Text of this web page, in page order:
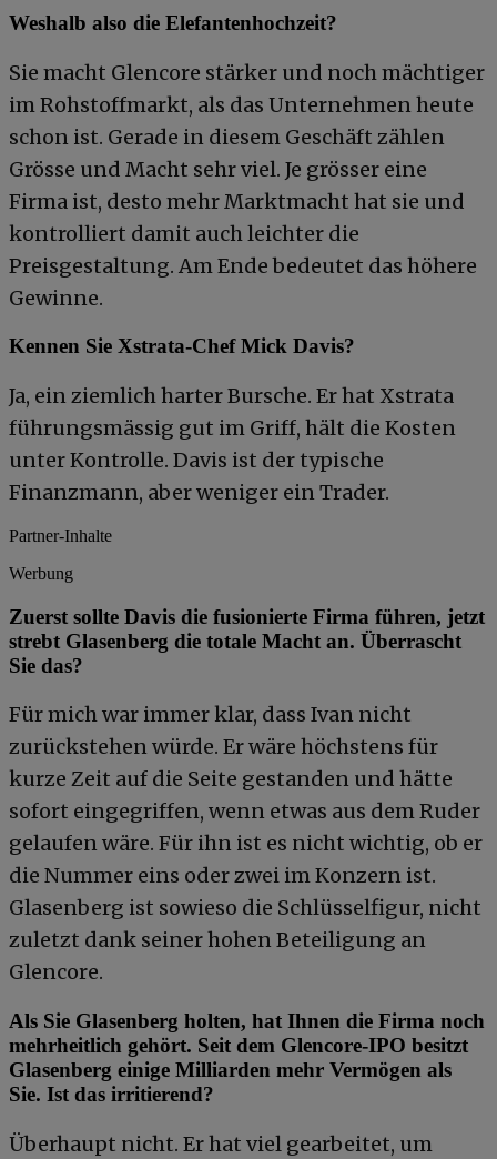
Weshalb also die Elefantenhochzeit?
Sie macht Glencore stärker und noch mächtiger
im Rohstoffmarkt, als das Unternehmen heute
schon ist. Gerade in diesem Geschäft zählen
Grösse und Macht sehr viel. Je grösser eine
Firma ist, desto mehr Marktmacht hat sie und
kontrolliert damit auch leichter die
Preisgestaltung. Am Ende bedeutet das höhere
Gewinne.
Kennen Sie Xstrata-Chef Mick Davis?
Ja, ein ziemlich harter Bursche. Er hat Xstrata
führungsmässig gut im Griff, hält die Kosten
unter Kontrolle. Davis ist der typische
Finanzmann, aber weniger ein Trader.
Partner-Inhalte
Werbung
Zuerst sollte Davis die fusionierte Firma führen, jetzt
strebt Glasenberg die totale Macht an. Überrascht
Sie das?
Für mich war immer klar, dass Ivan nicht
zurückstehen würde. Er wäre höchstens für
kurze Zeit auf die Seite gestanden und hätte
sofort eingegriffen, wenn etwas aus dem Ruder
gelaufen wäre. Für ihn ist es nicht wichtig, ob er
die Nummer eins oder zwei im Konzern ist.
Glasenberg ist sowieso die Schlüsselfigur, nicht
zuletzt dank seiner hohen Beteiligung an
Glencore.
Als Sie Glasenberg holten, hat Ihnen die Firma noch
mehrheitlich gehört. Seit dem Glencore-IPO besitzt
Glasenberg einige Milliarden mehr Vermögen als
Sie. Ist das irritierend?
Überhaupt nicht. Er hat viel gearbeitet, um